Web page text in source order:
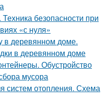
безопасности при
«с нуля»
в деревянном доме.
в деревянном доме
Обустройство
мусора
систем отопления. Схема